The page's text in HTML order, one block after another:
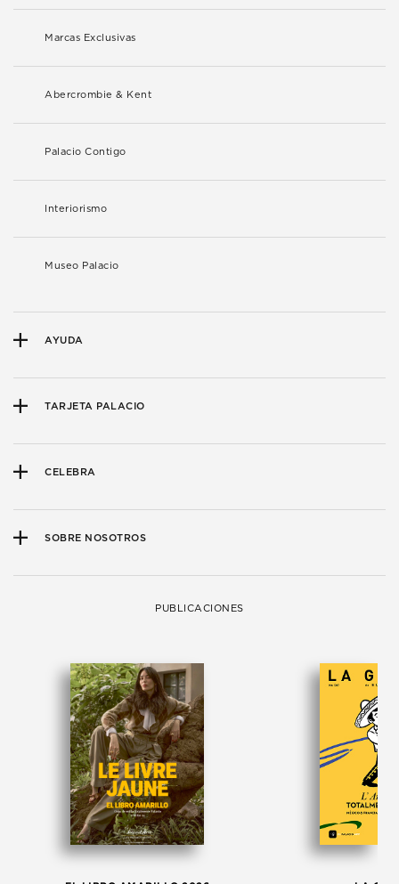
Marcas Exclusivas
Abercrombie & Kent
Palacio Contigo
Interiorismo
Museo Palacio
AYUDA
TARJETA PALACIO
CELEBRA
SOBRE NOSOTROS
PUBLICACIONES